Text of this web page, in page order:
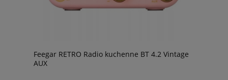
Feegar RETRO Radio kuchenne BT 4.2 Vintage
AUX